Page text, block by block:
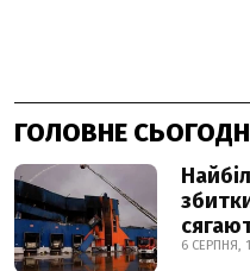
ГОЛОВНЕ
6 СЕРПНЯ,